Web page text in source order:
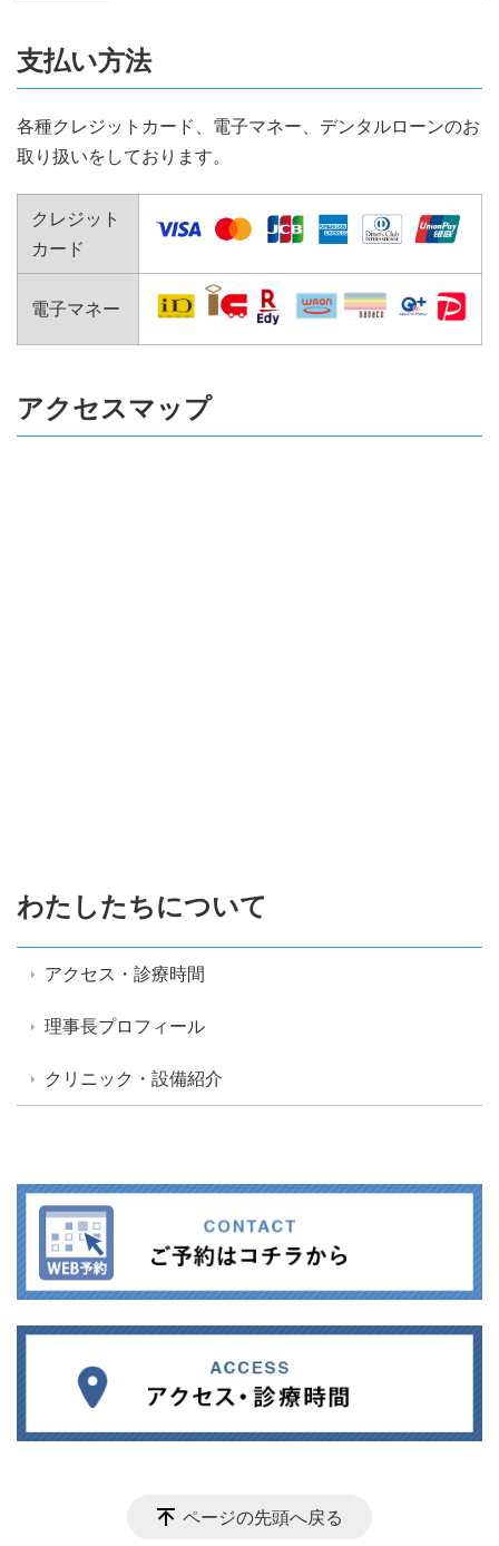
支払い方法
各種クレジットカード、電子マネー、デンタルローンのお
取り扱いをしております。
クレジット
カード
電子マネー
アクセスマップ
わたしたちについて
アクセス・診療時間
理事長プロフィール
クリニック・設備紹介
ページの先頭へ戻る